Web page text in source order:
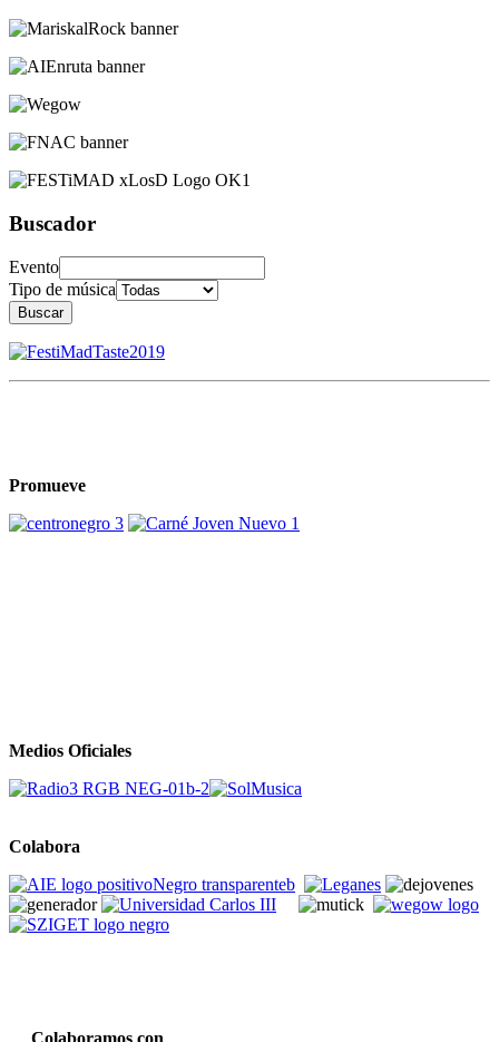
Buscador
Evento
Tipo de música
Buscar
Promueve
Medios Oficiales
Colabora